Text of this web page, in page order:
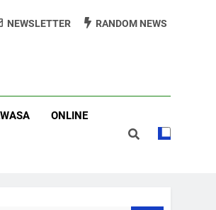
ke Psikolog
NEWSLETTER RANDOM NEWS
ONLINE